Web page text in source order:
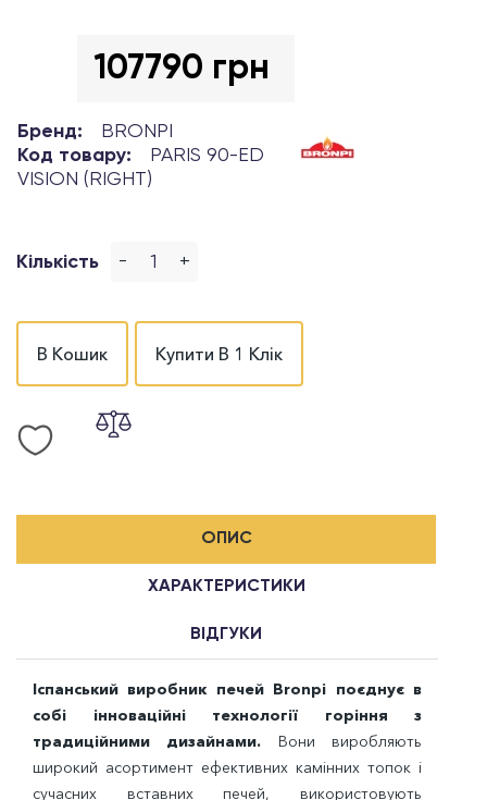
107790 грн
Бренд:
BRONPI
Код товару:
PARIS 90-ED
VISION (RIGHT)
Кількість - +
В Кошик Купити В 1 Клік
ОПИС
ХАРАКТЕРИСТИКИ
ВІДГУКИ
Іспанський виробник печей Bronpi поєднує в
собі інноваційні технології горіння з
традиційними дизайнами. Вони виробляють
широкий асортимент ефективних камінних топок і
сучасних вставних печей, використовують